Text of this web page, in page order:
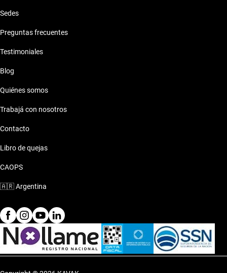
Sedes
Preguntas frecuentes
Testimoniales
Blog
Quiénes somos
Trabajá con nosotros
Contacto
Libro de quejas
CAOPS
🇦🇷Argentina